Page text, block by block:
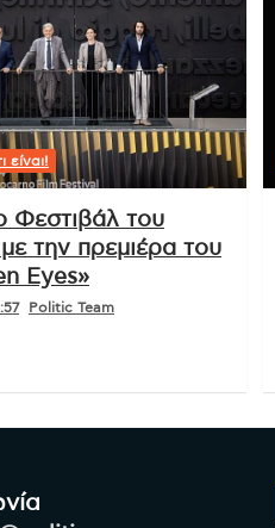
είναι!
Φεστιβάλ του
την πρεμιέρα του
Eyes»
Politic Team